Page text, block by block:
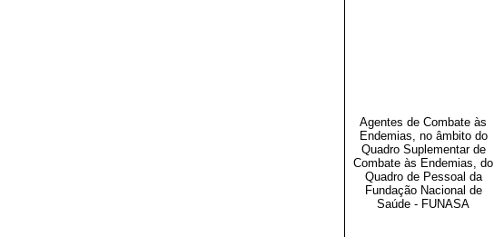
Agentes de Combate às
Endemias, no âmbito do
Quadro Suplementar de
Combate às Endemias, do
Quadro de Pessoal da
Fundação Nacional de
Saúde - FUNASA